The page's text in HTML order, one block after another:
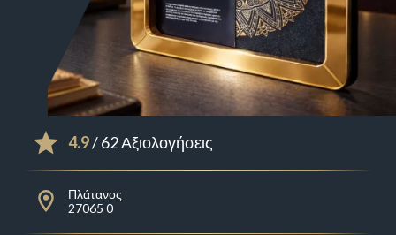
4.9/ 62 Αξιολογήσεις
Πλάτανος
27065 0